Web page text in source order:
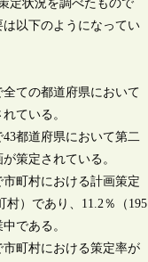
定状況を調べたもので
以下のようになってい
全ての都道府県において
ている。
43都道府県において第二
策定されている。
市町村における計画策定
村）であり、11.2％（195
である。
市町村における策定率が